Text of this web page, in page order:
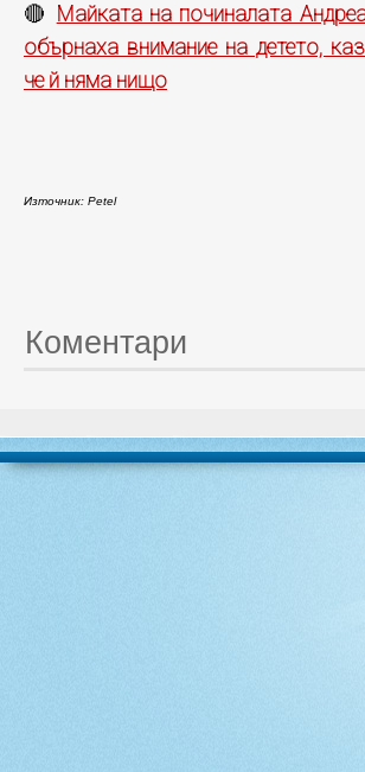
🔴 Майката на починалата
обърнаха внимание на детето,
че й няма нищо
Източник: Petel
Коментари